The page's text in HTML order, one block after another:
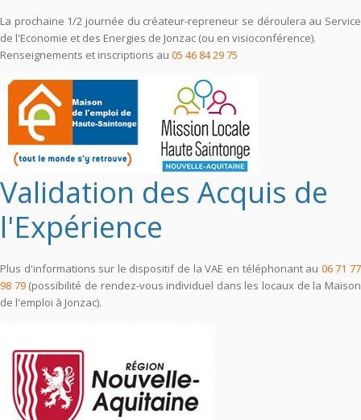
La prochaine 1/2 journée du créateur-repreneur se déroulera au Service
de l'Economie et des Energies de Jonzac (ou en visioconférence).
Renseignements et inscriptions au 05 46 84 29 75
Validation des Acquis de
l'Expérience
Plus d'informations sur le dispositif de la VAE en téléphonant au 06 71 77
98 79(possibilité de rendez-vous individuel dans les locaux de la Maison
de l'emploi à Jonzac).